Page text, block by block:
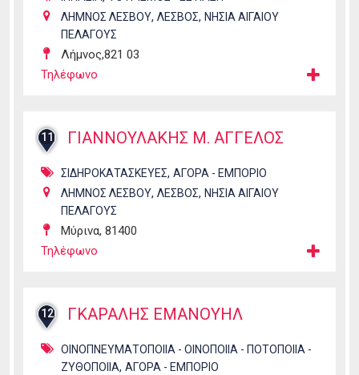
ΛΗΜΝΟΣ ΛΕΣΒΟΥ, ΛΕΣΒΟΣ, ΝΗΣΙΑ ΑΙΓΑΙΟΥ
ΠΕΛΑΓΟΥΣ
Λήμνος,821 03
Τηλέφωνο
11 ΓΙΑΝΝΟΥΛΑΚΗΣ Μ. ΑΓΓΕΛΟΣ
ΣΙΔΗΡΟΚΑΤΑΣΚΕΥΕΣ, ΑΓΟΡΑ - ΕΜΠΟΡΙΟ
ΛΗΜΝΟΣ ΛΕΣΒΟΥ, ΛΕΣΒΟΣ, ΝΗΣΙΑ ΑΙΓΑΙΟΥ
ΠΕΛΑΓΟΥΣ
Μύρινα, 81400
Τηλέφωνο
12 ΓΚΑΡΑΛΗΣ ΕΜΑΝΟΥΗΛ
ΟΙΝΟΠΝΕΥΜΑΤΟΠΟΙΙΑ - ΟΙΝΟΠΟΙΙΑ - ΠΟΤΟΠΟΙΙΑ -
ΖΥΘΟΠΟΙΙΑ, ΑΓΟΡΑ - ΕΜΠΟΡΙΟ